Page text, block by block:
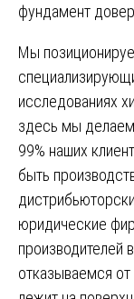
фундамент
Мы
исследованиях
здесь мы делаем
99% наших
быть
юридические
производителей
отказываемся